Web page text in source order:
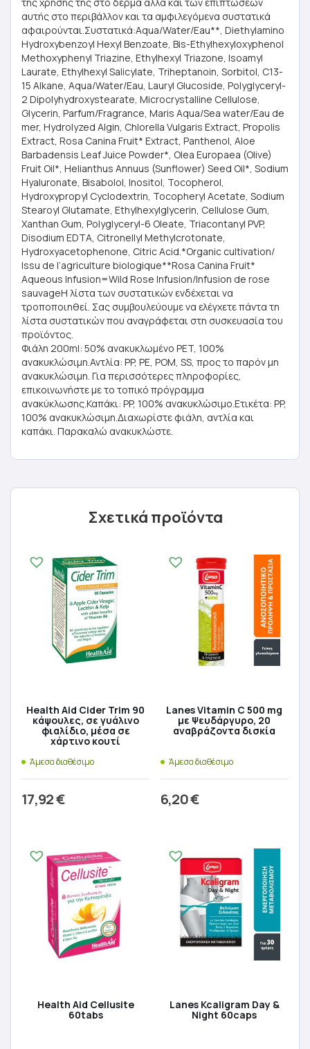
αυτής στο περιβάλλον και τα αμφιλεγόμενα συστατικά
αφαιρούνται.Συστατικά:Aqua/Water/Eau**, Diethylamino
Hydroxybenzoyl Hexyl Benzoate, Bis-Ethylhexyloxyphenol
Methoxyphenyl Triazine, Ethylhexyl Triazone, Isoamyl
Laurate, Ethylhexyl Salicylate, Triheptanoin, Sorbitol, C13-
15 Alkane, Aqua/Water/Eau, Lauryl Glucoside, Polyglyceryl-
2 Dipolyhydroxystearate, Microcrystalline Cellulose,
Glycerin, Parfum/Fragrance, Maris Aqua/Sea water/Eau de
mer, Hydrolyzed Algin, Chlorella Vulgaris Extract, Propolis
Extract, Rosa Canina Fruit* Extract, Panthenol, Aloe
Barbadensis Leaf Juice Powder*, Olea Europaea (Olive)
Fruit Oil*, Helianthus Annuus (Sunflower) Seed Oil*, Sodium
Hyaluronate, Bisabolol, Inositol, Tocopherol,
Hydroxypropyl Cyclodextrin, Tocopheryl Acetate, Sodium
Stearoyl Glutamate, Ethylhexylglycerin, Cellulose Gum,
Xanthan Gum, Polyglyceryl-6 Oleate, Triacontanyl PVP,
Disodium EDTA, Citronellyl Methylcrotonate,
Hydroxyacetophenone, Citric Acid.*Organic cultivation/
Issu de l’agriculture biologique**Rosa Canina Fruit*
Aqueous Infusion=Wild Rose Infusion/Infusion de rose
sauvageΗ λίστα των συστατικών ενδέχεται να
τροποποιηθεί. Σας συμβουλεύουμε να ελέγχετε πάντα τη
λίστα συστατικών που αναγράφεται στη συσκευασία του
προϊόντος.
Φιάλη 200ml: 50% ανακυκλωμένο PET, 100%
ανακυκλώσιμη.Αντλία: PP, PE, POM, SS, προς το παρόν μη
ανακυκλώσιμη. Για περισσότερες πληροφορίες,
επικοινωνήστε με το τοπικό πρόγραμμα
ανακύκλωσης.Καπάκι: PP, 100% ανακυκλώσιμο.Ετικέτα: PP,
100% ανακυκλώσιμη.Διαχωρίστε φιάλη, αντλία και
καπάκι. Παρακαλώ ανακυκλώστε.
Σχετικά προϊόντα
Health Aid Cider Trim 90
κάψουλες, σε γυάλινο
φιαλίδιο, μέσα σε
χάρτινο κουτί
Άμεσα διαθέσιμο
17,92€
Lanes Vitamin C 500 mg
με Ψευδάργυρο, 20
αναβράζοντα δισκία
Άμεσα διαθέσιμο
6,20€
Health Aid Cellusite
60tabs
Lanes Kcaligram Day &
Night 60caps